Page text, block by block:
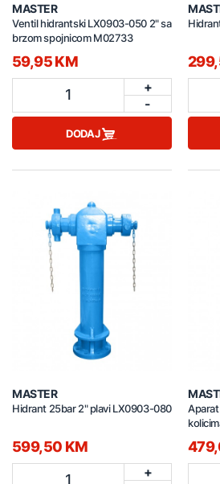
MASTER
Ventil hidrantski LX0903-050 2" sa
brzom spojnicom M02733
59,95 KM
1
+
-
DODAJ
MASTER
Hidrant 25bar 2" plavi LX0903-080
599,50 KM
1
+